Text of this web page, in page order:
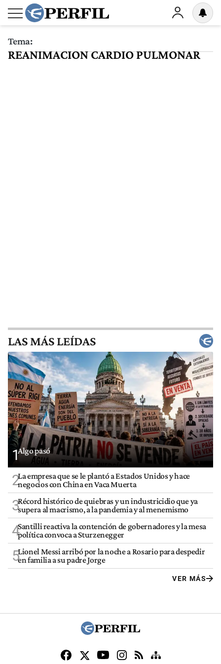
Tema:
REANIMACION CARDIO PULMONAR
LAS MÁS LEÍDAS
1Algo pasó
2La empresa que se le plantó a Estados Unidos y hace
negocios con China en Vaca Muerta
3Récord histórico de quiebras y un industricidio que ya
supera al macrismo, a la pandemia y al menemismo
4Santilli reactiva la contención de gobernadores y la mesa
política convoca a Sturzenegger
5Lionel Messi arribó por la noche a Rosario para despedir
en familia a su padre Jorge
VER MÁS